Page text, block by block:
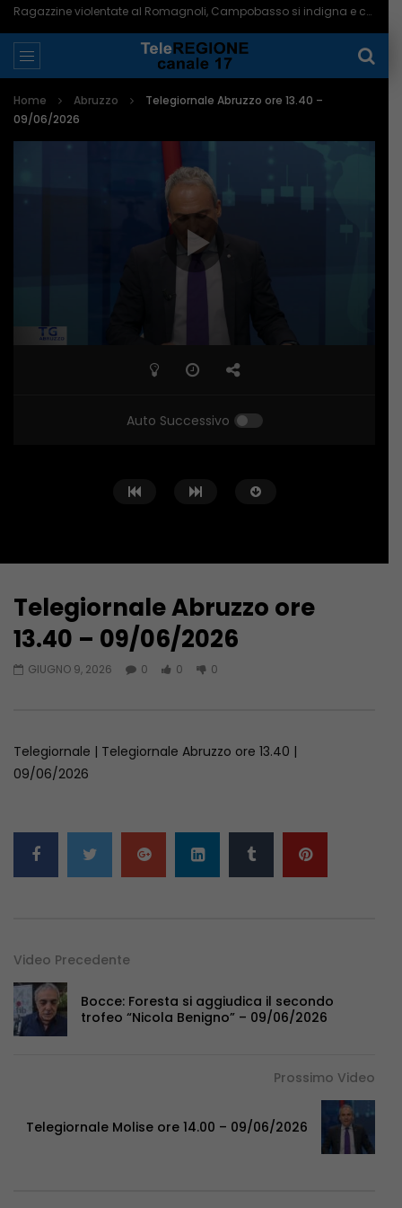
Ragazzine violentate al Romagnoli, Campobasso si indigna e chiede più controlli – 06/08/2026
Home Abruzzo
Telegiornale Abruzzo ore 13.40 –
09/06/2026
Auto Successivo
13:12
Telegiornale Abruzzo ore 13.40 –
06/08/2026
Telegiornale Abruzzo ore
13.40 – 09/06/2026
GIUGNO 9, 2026 0 0 0
Telegiornale | Telegiornale Abruzzo ore 13.40 |
09/06/2026
Video Precedente
Bocce: Foresta si aggiudica il secondo
trofeo “Nicola Benigno” – 09/06/2026
Prossimo Video
Telegiornale Molise ore 14.00 – 09/06/2026